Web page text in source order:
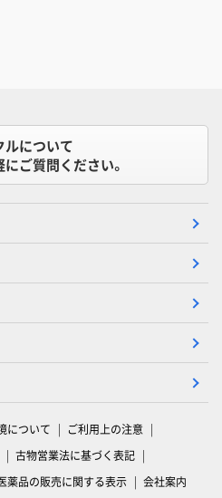
ルについて
にご質問ください。
について
ご利用上の注意
古物営業法に基づく表記
薬品の販売に関する表示 会社案内